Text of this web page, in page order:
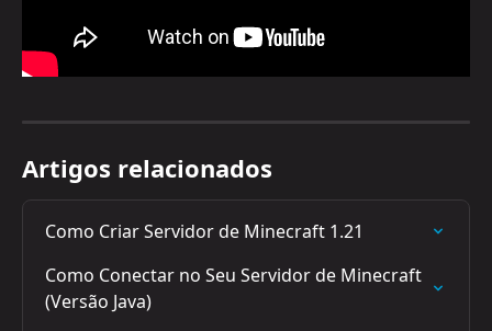
Artigos relacionados
Como Criar Servidor de Minecraft 1.21
Como Conectar no Seu Servidor de Minecraft
(Versão Java)